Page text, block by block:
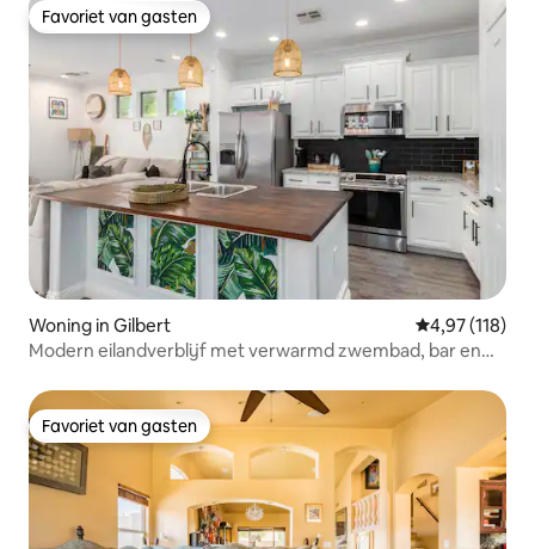
Favoriet van gasten
Favoriet van gasten
Woning in Gilbert Gemiddelde
4,97 (118)
Modern eilandverblijf met verwarmd zwembad, bar en
Favoriet van gasten
Favoriet van gasten